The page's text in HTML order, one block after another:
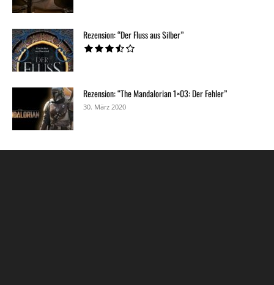
Rezension: “Der Fluss aus Silber”
Rezension: “The Mandalorian 1×03: Der Fehler”
30. März 2020